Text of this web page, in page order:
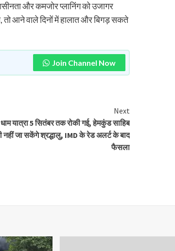
और कमजोर प्लानिंग को उजागर
तो आने वाले दिनों में हालात और बिगड़ सकते
Join Channel Now
Next
यात्रा 5 सितंबर तक रोकी गई, हेमकुंड साहिब
नहीं जा सकेंगे श्रद्धालु, IMD के रेड अलर्ट के बाद
फैसला